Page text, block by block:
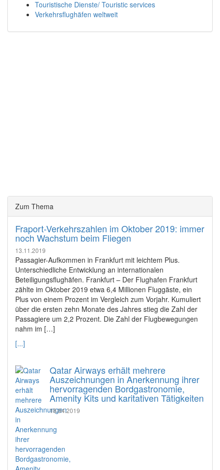
Touristische Dienste/ Touristic services
Verkehrsflughäfen weltweit
Zum Thema
Fraport-Verkehrszahlen im Oktober 2019: immer
noch Wachstum beim Fliegen
13.11.2019
Passagier-Aufkommen in Frankfurt mit leichtem Plus.
Unterschiedliche Entwicklung an internationalen
Beteiligungsflughäfen. Frankfurt – Der Flughafen Frankfurt
zählte im Oktober 2019 etwa 6,4 Millionen Fluggäste, ein
Plus von einem Prozent im Vergleich zum Vorjahr. Kumuliert
über die ersten zehn Monate des Jahres stieg die Zahl der
Passagiere um 2,2 Prozent. Die Zahl der Flugbewegungen
nahm im […]
[...]
Qatar Airways erhält mehrere
Auszeichnungen in Anerkennung ihrer
hervorragenden Bordgastronomie,
Amenity Kits und karitativen Tätigkeiten
18.04.2019